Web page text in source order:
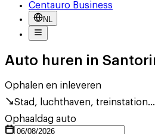
Centauro Business
NL
Auto huren in
Ophalen en inleveren
Stad, luchthaven, treinstation...
Ophaaldag auto